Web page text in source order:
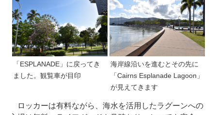
「ESPLANADE」に戻ってき
ました。観覧車が目印
海岸線沿いを進むとその先に
「Cairns Esplanade Lagoon」
が見えてきます
ロッカーは有料ながら、海水を活用したラグーンへの